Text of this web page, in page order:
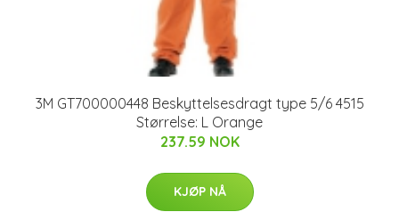
3M GT700000448 Beskyttelsesdragt type 5/6 4515
Størrelse: L Orange
237.59 NOK
KJØP NÅ